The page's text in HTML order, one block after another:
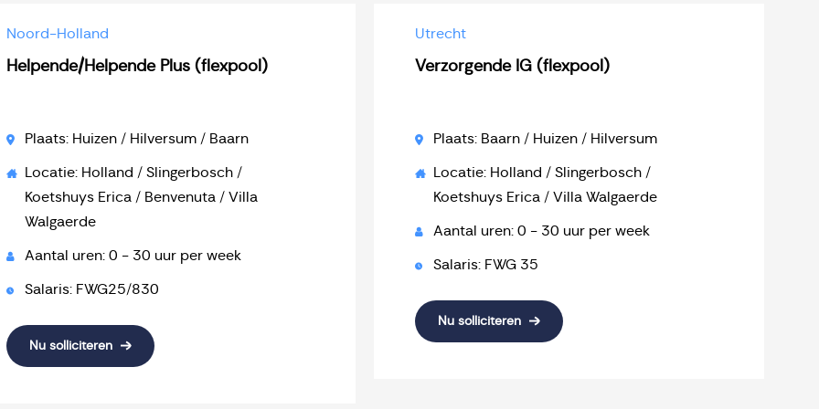
Noord-Holland
Helpende/Helpende Plus (flexpool)
Plaats: Huizen / Hilversum / Baarn
Locatie: Holland / Slingerbosch /
Koetshuys Erica / Benvenuta / Villa
Walgaerde
Aantal uren: 0 - 30 uur per week
Salaris: FWG25/830
Nu solliciteren
Utrecht
Verzorgende IG (flexpool)
Plaats: Baarn / Huizen / Hilversum
Locatie: Holland / Slingerbosch /
Koetshuys Erica / Villa Walgaerde
Aantal uren: 0 - 30 uur per week
Salaris: FWG 35
Nu solliciteren